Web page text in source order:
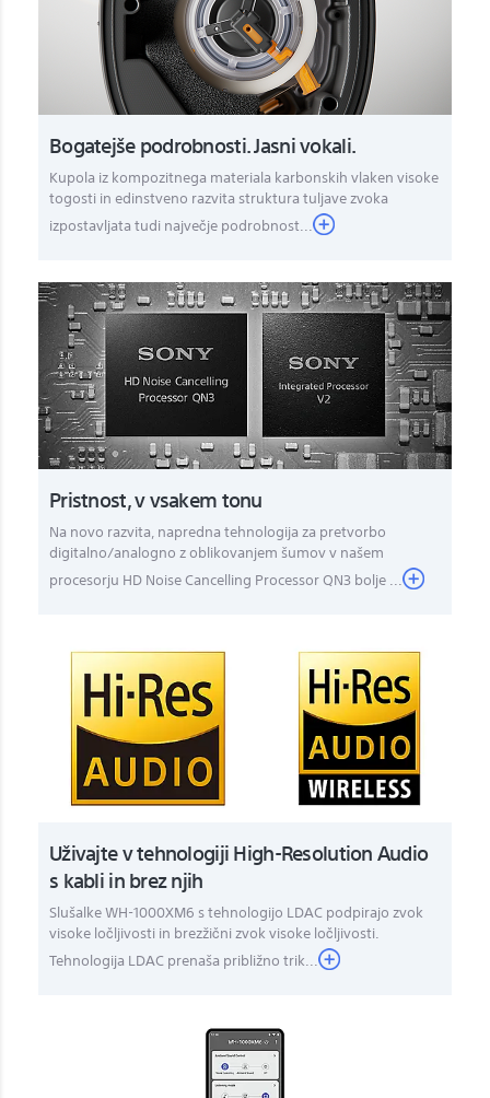
Bogatejše podrobnosti. Jasni vokali.
Kupola iz kompozitnega materiala karbonskih vlaken visoke
togosti in edinstveno razvita struktura tuljave zvoka
izpostavljata tudi največje podrobnost...
Pristnost, v vsakem tonu
Na novo razvita, napredna tehnologija za pretvorbo
digitalno/analogno z oblikovanjem šumov v našem
procesorju HD Noise Cancelling Processor QN3 bolje ...
Uživajte v tehnologiji High-Resolution Audio
s kabli in brez njih
Slušalke WH-1000XM6 s tehnologijo LDAC podpirajo zvok
visoke ločljivosti in brezžični zvok visoke ločljivosti.
Tehnologija LDAC prenaša približno trik...